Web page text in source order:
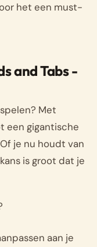
het een must-
and Tabs -
Met
een gigantische
je nu houdt van
is groot dat je
aan je